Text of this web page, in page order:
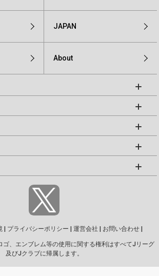
JAPAN
About
プライバシーポリシー 運営会社 お問い合わせ
、エンブレム等の使用に関する権利はすべてJリーグ
及びJクラブに帰属します。